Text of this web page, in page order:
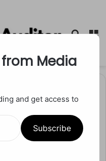
Search
गांव में
Media
and get access to
Subscribe